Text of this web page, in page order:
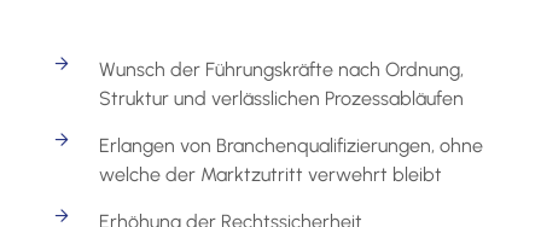
Wunsch der Führungskräfte nach Ordnung,
Struktur und verlässlichen Prozessabläufen
Erlangen von Branchenqualifizierungen, ohne
welche der Marktzutritt verwehrt bleibt
Erhöhung der Rechtssicherheit